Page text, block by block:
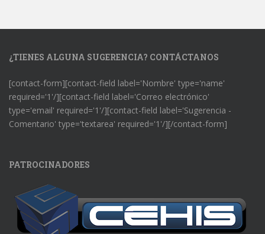
¿TIENES ALGUNA SUGERENCIA? CONTÁCTANOS
[contact-form][contact-field label='Nombre' type='name'
required='1'/][contact-field label='Correo electrónico'
type='email' required='1'/][contact-field label='Sugerencia -
Comentario' type='textarea' required='1'/][/contact-form]
PATROCINADORES